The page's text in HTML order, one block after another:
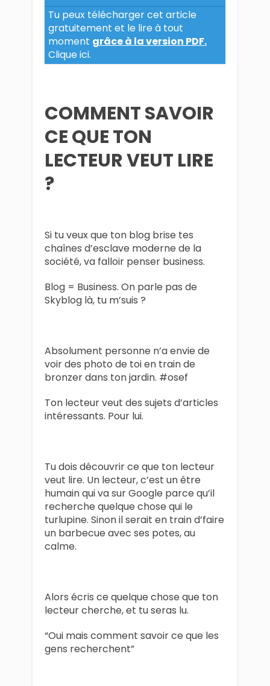
Tu peux télécharger cet article
gratuitement et le lire à tout
moment grâce à la version PDF.
Clique ici.
COMMENT SAVOIR
CE QUE TON
LECTEUR VEUT LIRE
?
Si tu veux que ton blog brise tes
chaînes d’esclave moderne de la
société, va falloir penser business.
Blog = Business. On parle pas de
Skyblog là, tu m’suis ?
Absolument personne n’a envie de
voir des photo de toi en train de
bronzer dans ton jardin. #osef
Ton lecteur veut des sujets d’articles
intéressants. Pour lui.
Tu dois découvrir ce que ton lecteur
veut lire. Un lecteur, c’est un être
humain qui va sur Google parce qu’il
recherche quelque chose qui le
turlupine. Sinon il serait en train d’faire
un barbecue avec ses potes, au
calme.
Alors écris ce quelque chose que ton
lecteur cherche, et tu seras lu.
“Oui mais comment savoir ce que les
gens recherchent”